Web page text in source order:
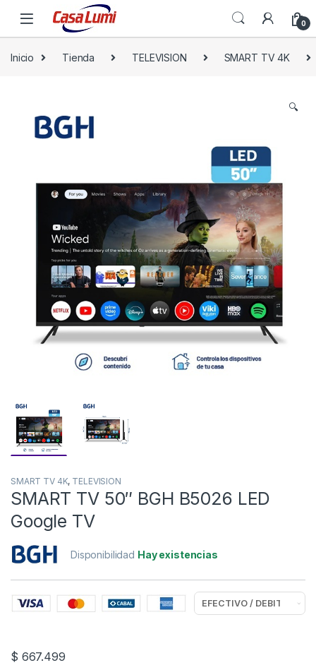
0
Inicio Tienda TELEVISION SMART TV 4K
🔍
SMART TV 4K, TELEVISION
SMART TV 50″ BGH B5026 LED
Google TV
Disponibilidad Hay existencias
$ 667.499